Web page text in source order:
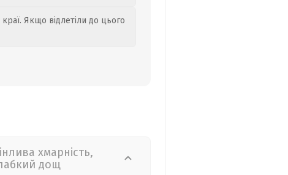
Якщо відлетіли до цього
хмарність,
дощ